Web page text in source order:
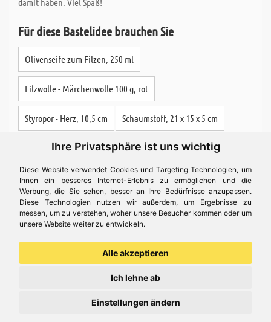
Ihre Privatsphäre ist uns wichtig
Diese Website verwendet Cookies und Targeting Technologien, um
Ihnen ein besseres Internet-Erlebnis zu ermöglichen und die
Werbung, die Sie sehen, besser an Ihre Bedürfnisse anzupassen.
Diese Technologien nutzen wir außerdem, um Ergebnisse zu
messen, um zu verstehen, woher unsere Besucher kommen oder um
unsere Website weiter zu entwickeln.
Alle akzeptieren
Ich lehne ab
Einstellungen ändern
Für diese Bastelidee brauchen Sie
Olivenseife zum Filzen, 250 ml
Filzwolle - Märchenwolle 100 g, rot
Styropor - Herz, 10,5 cm Schaumstoff, 21 x 15 x 5 cm
ZAHLARTEN
auf Rechnung
MasterCard